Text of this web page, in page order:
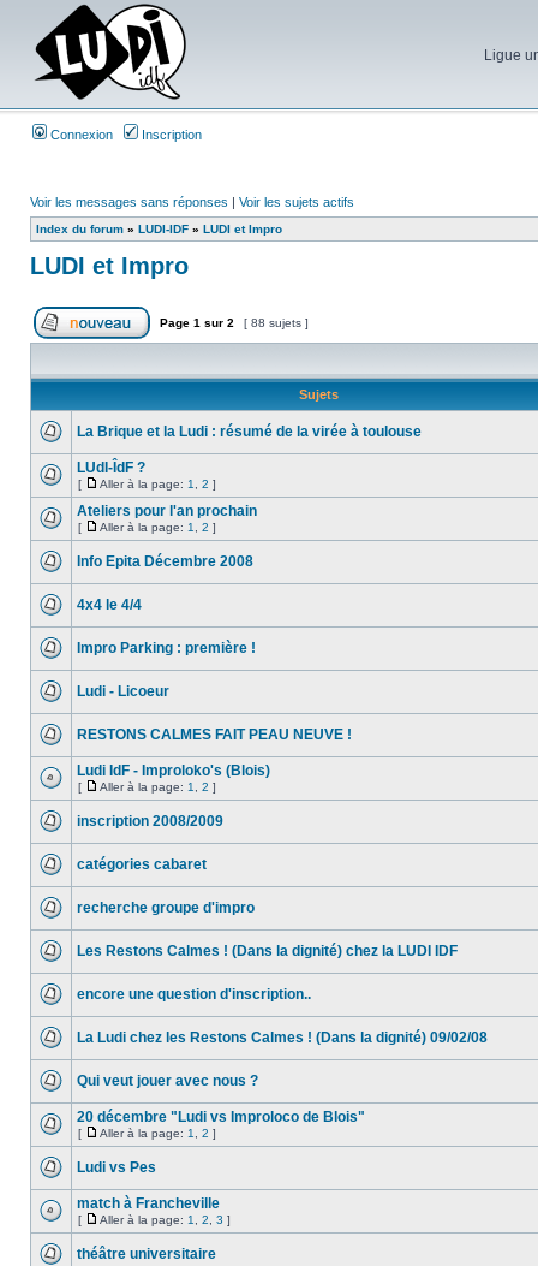
Ligue
Connexion Inscription
Voir les messages sans réponses | Voir les sujets actifs
Index du forum » LUDI-IDF » LUDI et Impro
LUDI et Impro
Page 1 sur 2 [ 88 sujets ]
Sujets
La Brique et la Ludi : résumé de la virée à toulouse
LUdI-ÎdF ?
[ Aller à la page: 1 2 ]
Ateliers pour l'an prochain
[ Aller à la page: 1 2 ]
Info Epita Décembre 2008
4x4 le 4/4
Impro Parking : première !
Ludi - Licoeur
RESTONS CALMES FAIT PEAU NEUVE !
Ludi IdF - Improloko's (Blois)
[ Aller à la page: 1 2 ]
inscription 2008/2009
catégories cabaret
recherche groupe d'impro
Les Restons Calmes ! (Dans la dignité) chez la LUDI IDF
encore une question d'inscription..
La Ludi chez les Restons Calmes ! (Dans la dignité) 09/02/08
Qui veut jouer avec nous ?
20 décembre "Ludi vs Improloco de Blois"
[ Aller à la page: 1 2 ]
Ludi vs Pes
match à Francheville
[ Aller à la page: 1 2 3 ]
théâtre universitaire